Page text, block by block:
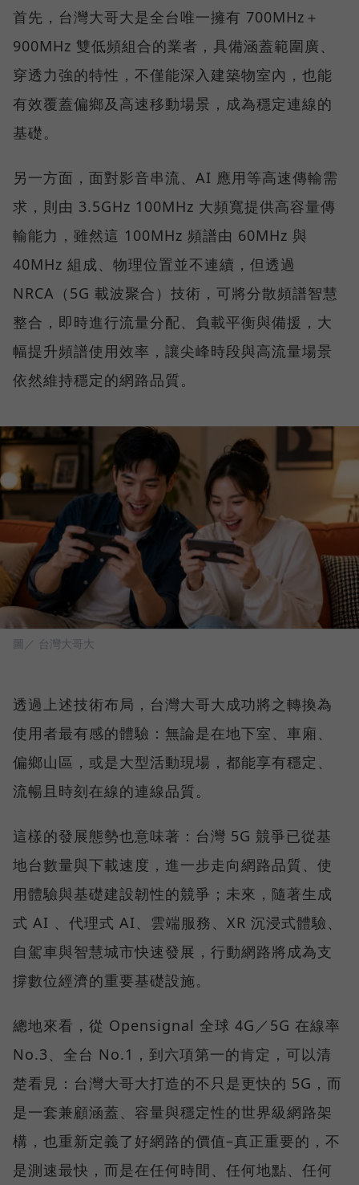
首先，台灣大哥大是全台唯一擁有 700MHz＋
900MHz 雙低頻組合的業者，具備涵蓋範圍廣、
穿透力強的特性，不僅能深入建築物室內，也能
有效覆蓋偏鄉及高速移動場景，成為穩定連線的
基礎。
另一方面，面對影音串流、AI 應用等高速傳輸需
求，則由 3.5GHz 100MHz 大頻寬提供高容量傳
輸能力，雖然這 100MHz 頻譜由 60MHz 與
40MHz 組成、物理位置並不連續，但透過
NRCA（5G 載波聚合）技術，可將分散頻譜智慧
整合，即時進行流量分配、負載平衡與備援，大
幅提升頻譜使用效率，讓尖峰時段與高流量場景
依然維持穩定的網路品質。
圖／ 台灣大哥大
透過上述技術布局，台灣大哥大成功將之轉換為
使用者最有感的體驗：無論是在地下室、車廂、
偏鄉山區，或是大型活動現場，都能享有穩定、
流暢且時刻在線的連線品質。
這樣的發展態勢也意味著：台灣 5G 競爭已從基
地台數量與下載速度，進一步走向網路品質、使
用體驗與基礎建設韌性的競爭；未來，隨著生成
式 AI 、代理式 AI、雲端服務、XR 沉浸式體驗、
自駕車與智慧城市快速發展，行動網路將成為支
撐數位經濟的重要基礎設施。
總地來看，從 Opensignal 全球 4G／5G 在線率
No.3、全台 No.1，到六項第一的肯定，可以清
楚看見：台灣大哥大打造的不只是更快的 5G，而
是一套兼顧涵蓋、容量與穩定性的世界級網路架
構，也重新定義了好網路的價值–真正重要的，不
是測速最快，而是在任何時間、任何地點、任何